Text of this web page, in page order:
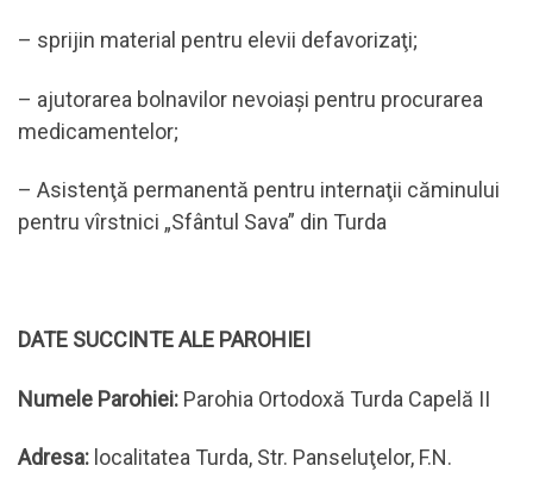
– sprijin material pentru elevii defavorizaţi;
– ajutorarea bolnavilor nevoiaşi pentru procurarea
medicamentelor;
– Asistenţă permanentă pentru internaţii căminului
pentru vîrstnici „Sfântul Sava” din Turda
DATE SUCCINTE ALE PAROHIEI
Numele Parohiei: Parohia Ortodoxă Turda Capelă II
Adresa: localitatea Turda, Str. Panseluţelor, F.N.